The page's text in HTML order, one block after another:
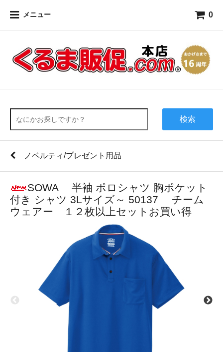
メニュー 0
検索
ノベルティ/プレゼント用品
SOWA 半袖 ポロシャツ 胸ポケット
付き シャツ 3Lサイズ～ 50137 チーム
ウェアー １２枚以上セットお買い得